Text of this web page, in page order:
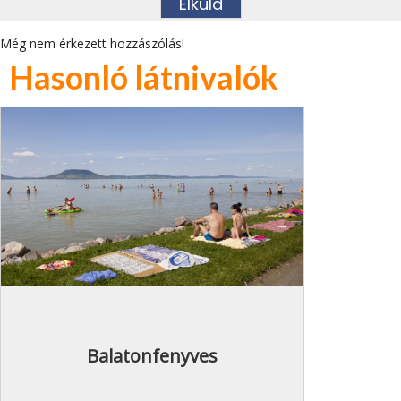
Még nem érkezett hozzászólás!
Hasonló látnivalók
Balatonfenyves